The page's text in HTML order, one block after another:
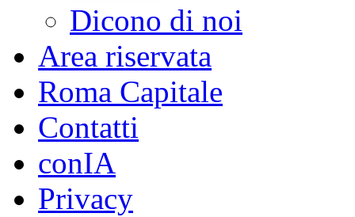
Dicono di noi
Area riservata
Roma Capitale
Contatti
conIA
Privacy